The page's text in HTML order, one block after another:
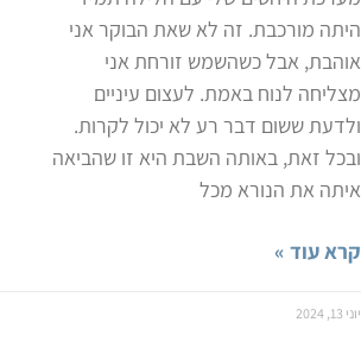
היתה מורכבת. זה לא שאת הבוקר אני
אוהבת, אבל כשהשמש זורחת אני
מצליחה לנוח באמת. לעצום עיניים
ולדעת ששום דבר רע לא יכול לקרות.
ובכל זאת, באותה השבת היא זו שהביאה
איתה את הנורא מכל
קרא עוד »
יוני 13, 2024